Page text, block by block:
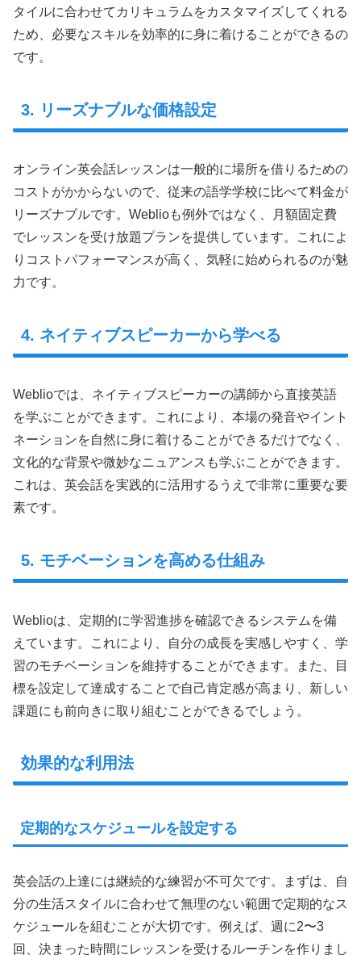
タイルに合わせてカリキュラムをカスタマイズしてくれる
ため、必要なスキルを効率的に身に着けることができるの
です。
3. リーズナブルな価格設定
オンライン英会話レッスンは一般的に場所を借りるための
コストがかからないので、従来の語学学校に比べて料金が
リーズナブルです。Weblioも例外ではなく、月額固定費
でレッスンを受け放題プランを提供しています。これによ
りコストパフォーマンスが高く、気軽に始められるのが魅
力です。
4. ネイティブスピーカーから学べる
Weblioでは、ネイティブスピーカーの講師から直接英語
を学ぶことができます。これにより、本場の発音やイント
ネーションを自然に身に着けることができるだけでなく、
文化的な背景や微妙なニュアンスも学ぶことができます。
これは、英会話を実践的に活用するうえで非常に重要な要
素です。
5. モチベーションを高める仕組み
Weblioは、定期的に学習進捗を確認できるシステムを備
えています。これにより、自分の成長を実感しやすく、学
習のモチベーションを維持することができます。また、目
標を設定して達成することで自己肯定感が高まり、新しい
課題にも前向きに取り組むことができるでしょう。
効果的な利用法
定期的なスケジュールを設定する
英会話の上達には継続的な練習が不可欠です。まずは、自
分の生活スタイルに合わせて無理のない範囲で定期的なス
ケジュールを組むことが大切です。例えば、週に2〜3
回、決まった時間にレッスンを受けるルーチンを作りまし